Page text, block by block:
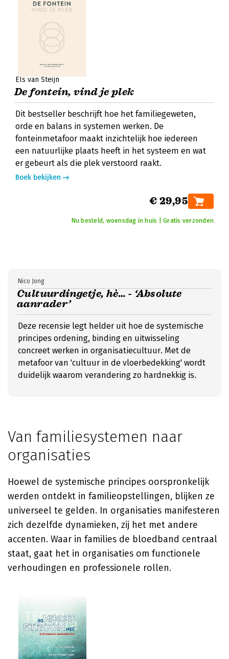
Els van Steijn
De fontein, vind je plek
Dit bestseller beschrijft hoe het familiegeweten,
orde en balans in systemen werken. De
fonteinmetafoor maakt inzichtelijk hoe iedereen
een natuurlijke plaats heeft in het systeem en wat
er gebeurt als die plek verstoord raakt.
Boek bekijken
€ 29,95
Nu besteld, woensdag in huis | Gratis verzonden
Cultuurdingetje, hè… - ‘Absolute
aanrader’
Nico Jong
Deze recensie legt helder uit hoe de systemische
principes ordening, binding en uitwisseling
concreet werken in organisatiecultuur. Met de
metafoor van 'cultuur in de vloerbedekking' wordt
duidelijk waarom verandering zo hardnekkig is.
Van familiesystemen naar
organisaties
Hoewel de systemische principes oorspronkelijk
werden ontdekt in familieopstellingen, blijken ze
universeel te gelden. In organisaties manifesteren
zich dezelfde dynamieken, zij het met andere
accenten. Waar in families de bloedband centraal
staat, gaat het in organisaties om functionele
verhoudingen en professionele rollen.